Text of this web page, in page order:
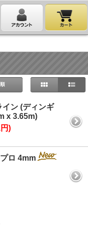
イン (ディンギ
x 3.65m)
)
ロ 4mm